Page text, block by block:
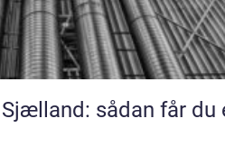
sådan får du